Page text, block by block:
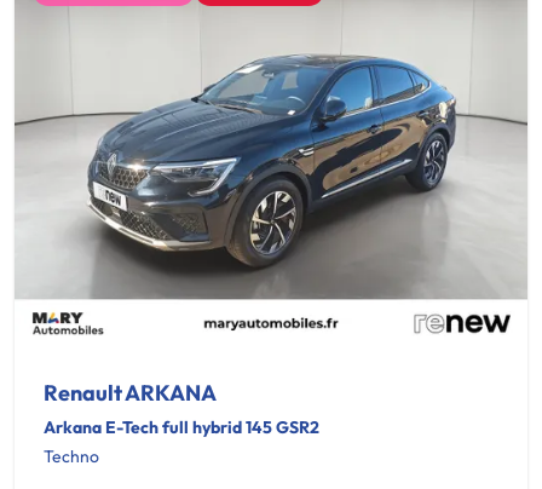
Renault ARKANA
Arkana E-Tech full hybrid 145 GSR2
Techno